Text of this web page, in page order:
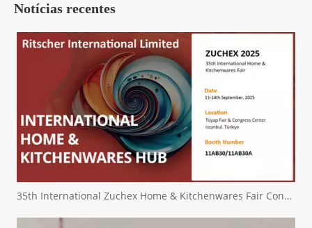
Notícias recentes
35th International Zuchex Home & Kitchenwares Fair Convitition - Ritscher International Limited